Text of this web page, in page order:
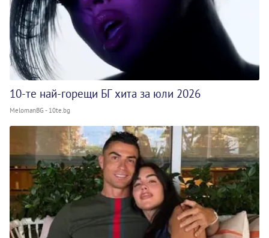
10-те най-горещи БГ хита за юли 2026
MelomanBG - 10te.bg